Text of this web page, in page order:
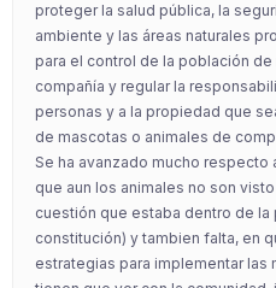
proteger la salud pública, la
ambiente y las áreas naturales
para el control de la población
compañía y regular la
personas y a la propiedad que
de mascotas o animales de
Se ha avanzado mucho respecto
que aun los animales no son
cuestión que estaba dentro de la
constitución) y tambien falta, en
estrategias para implementar